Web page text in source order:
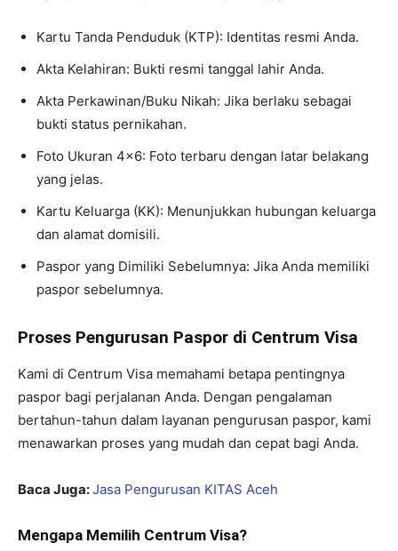
Kartu Tanda Penduduk (KTP): Identitas resmi Anda.
Akta Kelahiran: Bukti resmi tanggal lahir Anda.
Akta Perkawinan/Buku Nikah: Jika berlaku sebagai
bukti status pernikahan.
Foto Ukuran 4×6: Foto terbaru dengan latar belakang
yang jelas.
Kartu Keluarga (KK): Menunjukkan hubungan keluarga
dan alamat domisili.
Paspor yang Dimiliki Sebelumnya: Jika Anda memiliki
paspor sebelumnya.
Proses Pengurusan Paspor di Centrum Visa
Kami di Centrum Visa memahami betapa pentingnya
paspor bagi perjalanan Anda. Dengan pengalaman
bertahun-tahun dalam layanan pengurusan paspor, kami
menawarkan proses yang mudah dan cepat bagi Anda.
Baca Juga:Jasa Pengurusan KITAS Aceh
Mengapa Memilih Centrum Visa?